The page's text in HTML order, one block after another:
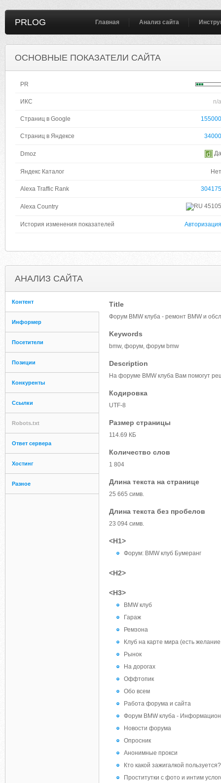
PRLOG Главная Анализ сайта
ОСНОВНЫЕ ПОКАЗАТЕЛИ САЙТА
PR
ИКС n/a
Страниц в Google 155000
Страниц в Яндексе 34000
Dmoz Да
Яндекс Каталог Нет
Alexa Traffic Rank 304175
Alexa Country 45105
История изменения показателей Авторизация
АНАЛИЗ САЙТА
Контент
Информер
Посетители
Позиции
Конкуренты
Ссылки
Robots.txt
Ответ сервера
Хостинг
Разное
Title
Форум BMW клуба - ремонт BMW и
Keywords
bmw, форум, форум bmw
Description
На форуме BMW клуба Вам помогут
Кодировка
UTF-8
Размер страницы
114.69 КБ
Количество слов
1 804
Длина текста на странице
25 665 симв.
Длина текста без пробелов
23 094 симв.
<H1>
Форум: BMW клуб Бумеранг
<H2>
<H3>
BMW клуб
Гараж
Ремзона
Клуб на карте мира (есть
Рынок
На дорогах
Оффтопик
Обо всем
Работа форума и сайта
Форум BMW клуба -
Новости форума
Опросник
Анонимные прокси
Кто какой зажигалкой пользуется?
Проститутки с фото и интим